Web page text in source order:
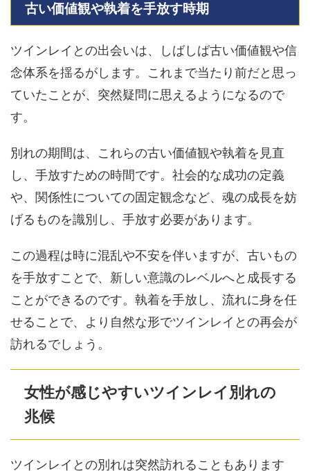
古い価値観や執着を手放す時期
ツインレイとの出会いは、しばしば古い価値観や信
念体系を揺るがします。これまで当たり前だと思っ
ていたことが、突然疑問に思えるようになるので
す。
別れの期間は、これらの古い価値観や執着を見直
し、手放すための時間です。社会的な成功の定義
や、関係性についての固定観念など、魂の成長を妨
げるものを識別し、手放す必要があります。
この過程は時に混乱や不安を伴いますが、古いもの
を手放すことで、新しい意識のレベルへと成長する
ことができるのです。執着を手放し、流れに身を任
せることで、より自然な形でツインレイとの再会が
訪れるでしょう。
女性が感じやすいツインレイ別れの
兆候
ツインレイとの別れは突然訪れることもあります